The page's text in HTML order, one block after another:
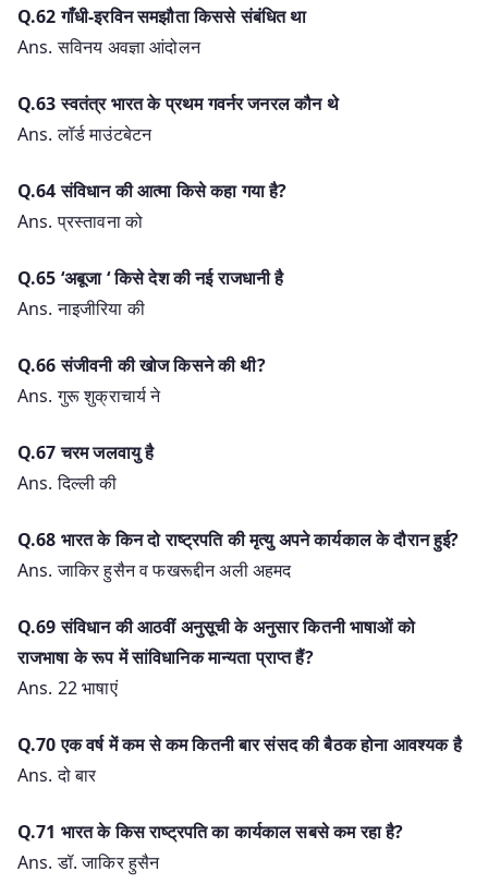
Q.62 गाँधी-इरविन समझौता किससे संबंधित था
Ans. सविनय अवज्ञा आंदोलन
Q.63 स्वतंत्र भारत के प्रथम गवर्नर जनरल कौन थे
Ans. लॉर्ड माउंटबेटन
Q.64 संविधान की आत्मा किसे कहा गया है?
Ans. प्रस्तावना को
Q.65 ‘अबूजा ‘ किसे देश की नई राजधानी है
Ans. नाइजीरिया की
Q.66 संजीवनी की खोज किसने की थी?
Ans. गुरू शुक्राचार्य ने
Q.67 चरम जलवायु है
Ans. दिल्ली की
Q.68 भारत के किन दो राष्ट्रपति की मृत्यु अपने कार्यकाल के दौरान हुई?
Ans. जाकिर हुसैन व फखरूद्दीन अली अहमद
Q.69 संविधान की आठवीं अनुसूची के अनुसार कितनी भाषाओं को
राजभाषा के रूप में सांविधानिक मान्यता प्राप्त हैं?
Ans. 22 भाषाएं
Q.70 एक वर्ष में कम से कम कितनी बार संसद की बैठक होना आवश्यक है
Ans. दो बार
Q.71 भारत के किस राष्ट्रपति का कार्यकाल सबसे कम रहा है?
Ans. डॉ. जाकिर हुसैन